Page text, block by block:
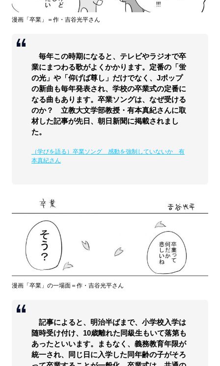
漫画「卒業」＝作・吉谷光平さん
毎年この時期になると、テレビやラジオで卒
業にまつわる歌がよくかかります。定番の「蛍
の光」や「仰げば尊し」だけでなく、Jポップ
の新曲も毎年発表され、学校の卒業式の定番に
なる曲もあります。卒業ソングは、なぜ受ける
のか？ 立教大文学部教授・有本真紀さんに取
材した記事が先日、朝日新聞に掲載されまし
た。
（学びを語る）卒業ソング 感動を強制していないか 有
本真紀さん
漫画「卒業」の一場面＝作・吉谷光平さん
記事によると、明治半ばまで、小学校入学は
随時受け付け、10歳離れた同級生もいて落第も
あったといいます。まもなく、義務教育年限が
統一され、同じ日に入学した同年齢の子がそろ